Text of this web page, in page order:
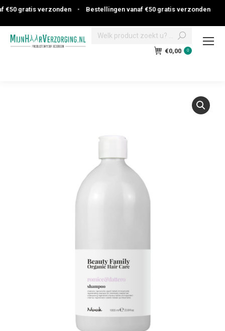
gratis verzonden • Bestellingen vanaf €50 gratis verzonden
Search:
€0,00 0